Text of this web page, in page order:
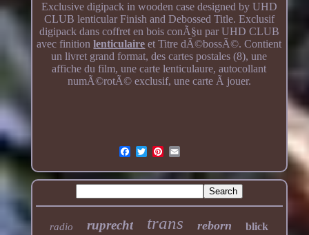
Exclusive digipack in wooden case designed by UHD
CLUB lenticular Finish and Debossed Title. Exclusif
digipack dans coffret en bois conÃ§u par UHD CLUB
avec finitionlenticulaire et Titre dÃ©bossÃ©. Contient
un livret grand format, des cartes postales (8), une
affiche du film, une carte lenticulaure, autocollant
numÃ©rotÃ© exclusif, une carte Ã jouer.
radio ruprecht trans reborn blick